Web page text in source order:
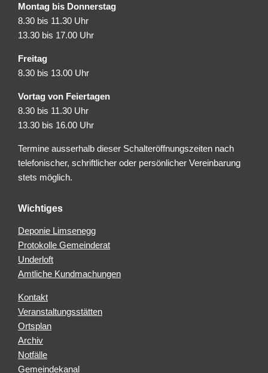
Montag bis Donnerstag
8.30 bis 11.30 Uhr
13.30 bis 17.00 Uhr
Freitag
8.30 bis 13.00 Uhr
Vortag von Feiertagen
8.30 bis 11.30 Uhr
13.30 bis 16.00 Uhr
Termine ausserhalb dieser Schalteröffnungszeiten nach
telefonischer, schriftlicher oder persönlicher Vereinbarung
stets möglich.
Wichtiges
Deponie Limsenegg
Protokolle Gemeinderat
Underloft
Amtliche Kundmachungen
Kontakt
Veranstaltungsstätten
Ortsplan
Archiv
Notfälle
Gemeindekanal